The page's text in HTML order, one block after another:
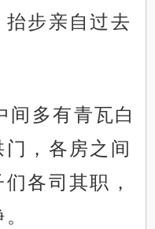
步亲自过去
间多有青瓦白
，各房之间
各司其职，